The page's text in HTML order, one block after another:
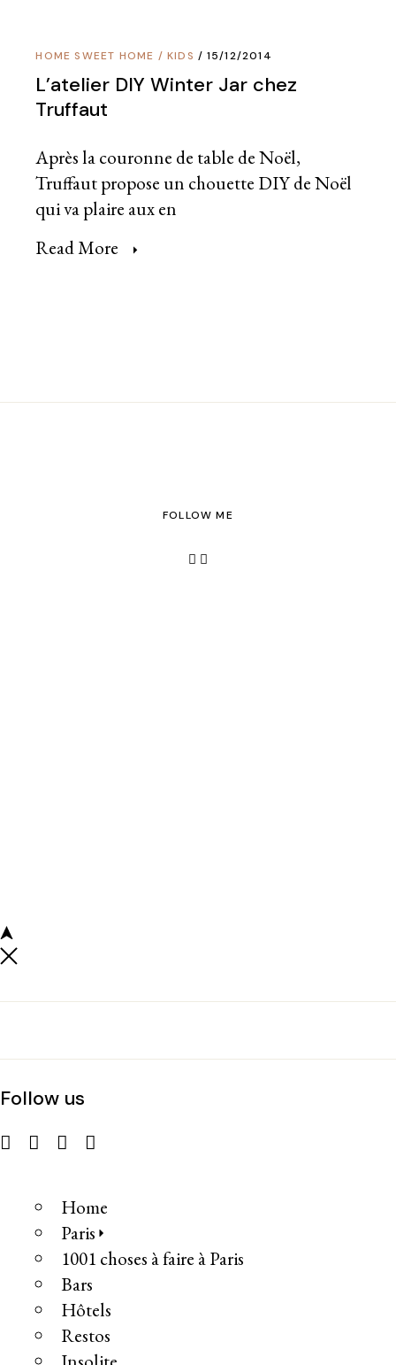
HOME SWEET HOME / KIDS 15/12/2014
L’atelier DIY Winter Jar chez
Truffaut
Après la couronne de table de Noël,
Truffaut propose un chouette DIY de Noël
qui va plaire aux en
Read More
FOLLOW ME
Follow us
Home
Paris
1001 choses à faire à Paris
Bars
Hôtels
Restos